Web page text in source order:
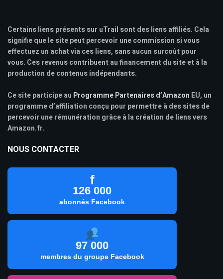
Certains liens présents sur uTrail sont des liens affiliés. Cela
signifie que le site peut percevoir une commission si vous
effectuez un achat via ces liens, sans aucun surcoût pour
vous. Ces revenus contribuent au financement du site et à la
production de contenus indépendants.
Ce site participe au Programme Partenaires d’Amazon EU, un
programme d’affiliation conçu pour permettre à des sites de
percevoir une rémunération grâce à la création de liens vers
Amazon.fr.
NOUS CONTACTER
f
126 000
abonnés Facebook
97 000
membres du groupe Facebook